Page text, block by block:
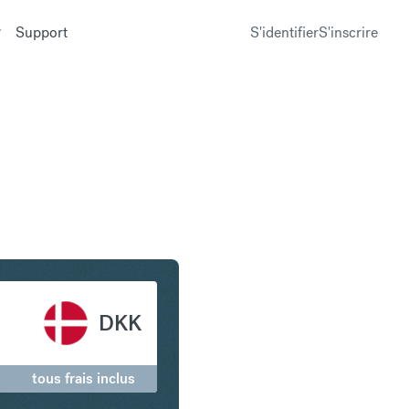
Support S'identifierS'inscrire
DKK
tous frais inclus